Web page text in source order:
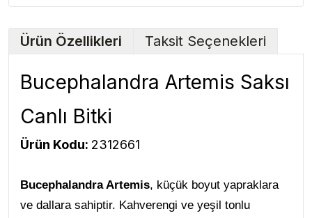
Ürün Özellikleri Taksit Seçenekleri
Bucephalandra Artemis Saksı
Canlı Bitki
Ürün Kodu: 2312661
Bucephalandra Artemis, küçük boyut yapraklara
ve dallara sahiptir. Kahverengi ve yeşil tonlu